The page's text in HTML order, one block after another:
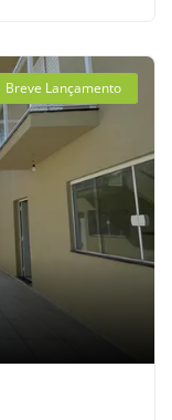
Breve Lançamento